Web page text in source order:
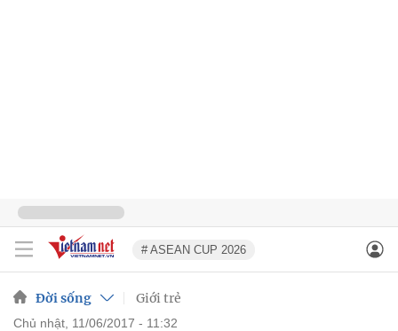
# ASEAN CUP 2026
Đời sống Giới trẻ
chủ nhật, 11/06/2017 - 11:32